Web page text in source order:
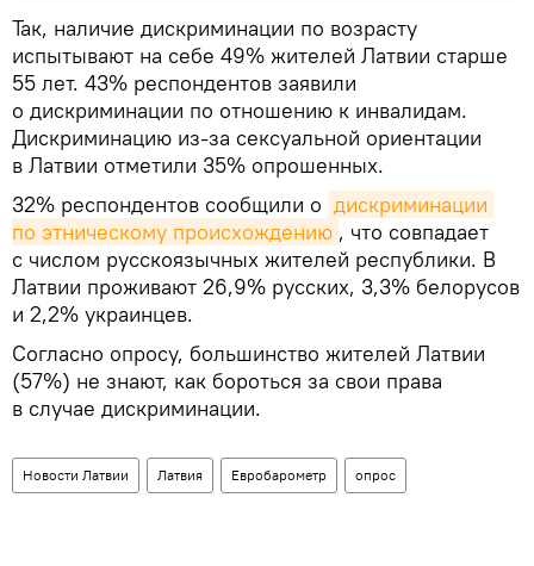
Так, наличие дискриминации по возрасту
испытывают на себе 49% жителей Латвии старше
55 лет. 43% респондентов заявили
о дискриминации по отношению к инвалидам.
Дискриминацию из-за сексуальной ориентации
в Латвии отметили 35% опрошенных.
32% респондентов сообщили о дискриминации
по этническому происхождению , что совпадает
с числом русскоязычных жителей республики. В
Латвии проживают 26,9% русских, 3,3% белорусов
и 2,2% украинцев.
Согласно опросу, большинство жителей Латвии
(57%) не знают, как бороться за свои права
в случае дискриминации.
Новости Латвии Латвия Евробарометр опрос